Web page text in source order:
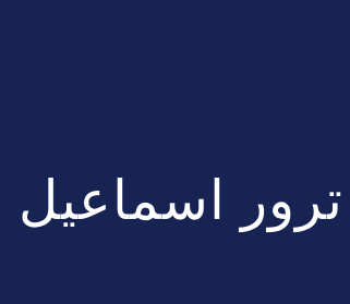
اسماعیل